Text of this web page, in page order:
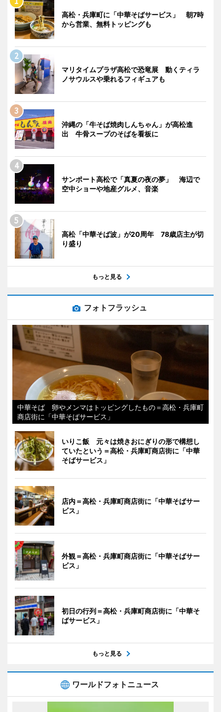
高松・兵庫町に「中華そばサービス」 朝7時
から営業、無料トッピングも
マリタイムプラザ高松で恐竜展 動くティラ
ノサウルスや乗れるフィギュアも
沖縄の「牛そば焼肉しんちゃん」が高松進
出 牛骨スープのそばを看板に
サンポート高松で「真夏の夜の夢」 海辺で
空中ショーや地産グルメ、音楽
高松「中華そば波」が20周年 78歳店主が切
り盛り
もっと見る
フォトフラッシュ
中華そば 卵やメンマはトッピングしたもの＝高松・兵庫町
商店街に「中華そばサービス」
いりこ飯 元々は焼きおにぎりの形で構想し
ていたという＝高松・兵庫町商店街に「中華
そばサービス」
店内＝高松・兵庫町商店街に「中華そばサー
ビス」
外観＝高松・兵庫町商店街に「中華そばサー
ビス」
初日の行列＝高松・兵庫町商店街に「中華そ
ばサービス」
もっと見る
ワールドフォトニュース